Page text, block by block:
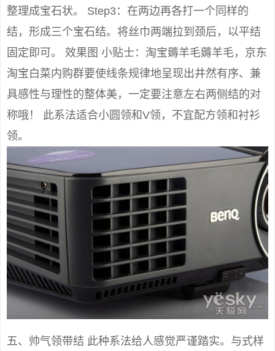
整理成宝石状。 Step3：在两边再各打一个同样的
结，形成三个宝石结。将丝巾两端拉到颈后，以平结
固定即可。 效果图 小贴士：淘宝薅羊毛薅羊毛，京东
淘宝白菜内购群要使线条规律地呈现出井然有序、兼
具感性与理性的整体美，一定要注意左右两侧结的对
称哦！ 此系法适合小圆领和V领，不宜配方领和衬衫
领。
五、帅气领带结 此种系法给人感觉严谨踏实。与式样